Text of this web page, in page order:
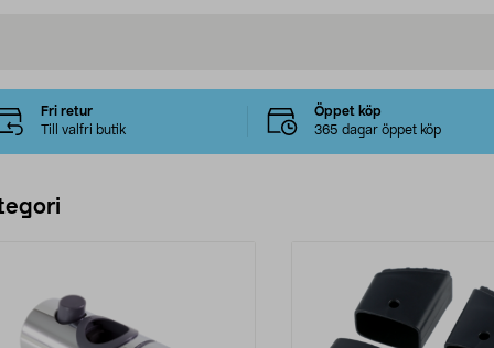
Fri retur
Till valfri butik
Öppet köp
365 dagar öppet köp